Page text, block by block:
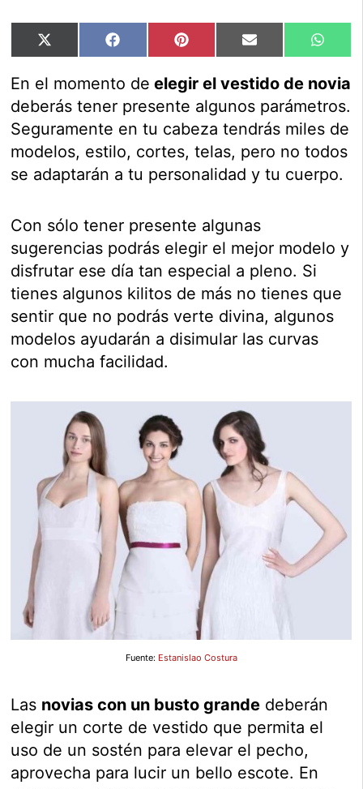
Compartir
en
X
(Twitter)
Compartir
en
Facebook Compartir
en
Pinterest Compartir
en
Email
en
En el momento de elegir el vestido de novia
deberás tener presente algunos parámetros.
Seguramente en tu cabeza tendrás miles de
modelos, estilo, cortes, telas, pero no todos
se adaptarán a tu personalidad y tu cuerpo.
Con sólo tener presente algunas
sugerencias podrás elegir el mejor modelo y
disfrutar ese día tan especial a pleno. Si
tienes algunos kilitos de más no tienes que
sentir que no podrás verte divina, algunos
modelos ayudarán a disimular las curvas
con mucha facilidad.
Fuente: Estanislao Costura
Las novias con un busto grande deberán
elegir un corte de vestido que permita el
uso de un sostén para elevar el pecho,
aprovecha para lucir un bello escote. En